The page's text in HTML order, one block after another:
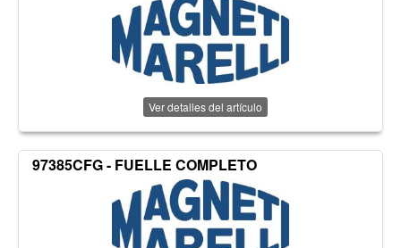
Ver detalles del artículo
97385CFG - FUELLE COMPLETO